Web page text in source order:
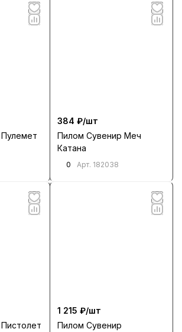
384 ₽/шт
Пилом Сувенир Меч
Катана
0 Арт. 182038
1 215 ₽/шт
Пилом Сувенир